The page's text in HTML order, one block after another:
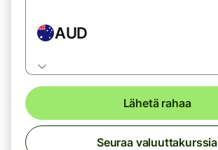
AUD
Lähetä rahaa
Seuraa valuuttakurssia